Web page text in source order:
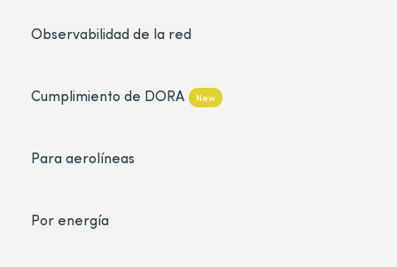
Observabilidad de la red
Cumplimiento de DORA New
Para aerolíneas
Por energía